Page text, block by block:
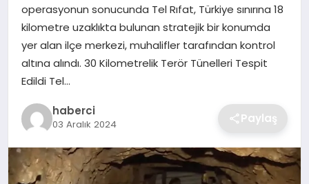
SPOR
TEKNOLOJI
YAŞAM
operasyonun sonucunda Tel Rıfat, Türkiye sınırına 18
kilometre uzaklıkta bulunan stratejik bir konumda
yer alan ilçe merkezi, muhalifler tarafından kontrol
altına alındı. 30 Kilometrelik Terör Tünelleri Tespit
Edildi Tel…
haberci
03 Aralık 2024 Paylaş